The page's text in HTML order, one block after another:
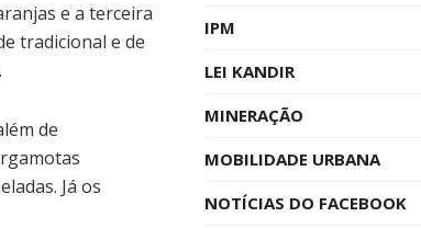
e a terceira
tradicional e de
de
Já os
IPM
LEI KANDIR
MINERAÇÃO
MOBILIDADE URBANA
NOTÍCIAS DO FACEBOOK